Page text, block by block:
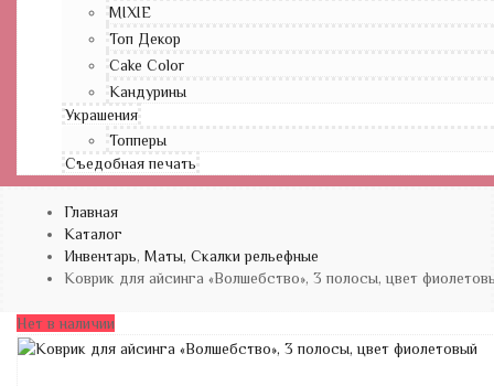
MIXIE
Топ Декор
Cake Color
Кандурины
Украшения
Топперы
Съедобная печать
Главная
Каталог
Инвентарь, Маты, Скалки рельефные
Коврик для айсинга «Волшебство», 3 полосы, цвет
Нет в наличии